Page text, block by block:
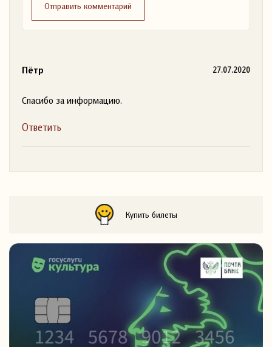
Отправить комментарий
Пётр 27.07.2020
Спасибо за информацию.
Ответить
Купить билеты